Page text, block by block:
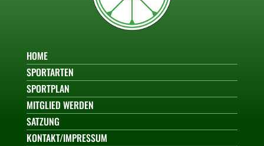
HOME
SPORTARTEN
SPORTPLAN
MITGLIED WERDEN
SATZUNG
KONTAKT/IMPRESSUM